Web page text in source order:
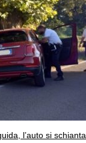
l’auto si schianta